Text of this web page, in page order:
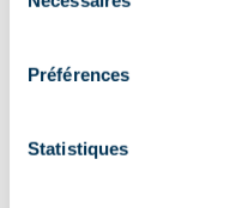
Préférences
Statistiques